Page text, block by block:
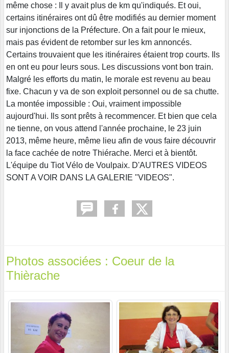
même chose : Il y avait plus de km qu'indiqués. Et oui,
certains itinéraires ont dû être modifiés au dernier moment
sur injonctions de la Préfecture. On a fait pour le mieux,
mais pas évident de retomber sur les km annoncés.
Certains trouvaient que les itinéraires étaient trop courts. Ils
en ont eu pour leurs sous. Les discussions vont bon train.
Malgré les efforts du matin, le morale est revenu au beau
fixe. Chacun y va de son exploit personnel ou de sa chutte.
La montée impossible : Oui, vraiment impossible
aujourd'hui. Ils sont prêts à recommencer. Et bien que cela
ne tienne, on vous attend l'année prochaine, le 23 juin
2013, même heure, même lieu afin de vous faire découvrir
la face cachée de notre Thiérache. Merci et à bientôt.
L'équipe du Tiot Vélo de Voulpaix. D'AUTRES VIDEOS
SONT A VOIR DANS LA GALERIE "VIDEOS".
Photos associées : Coeur de la
Thièrache